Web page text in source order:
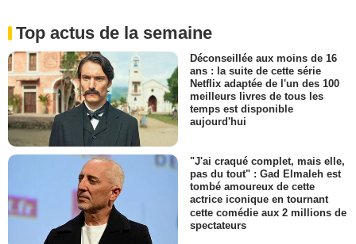
Top actus de la semaine
Déconseillée aux moins de 16
ans : la suite de cette série
Netflix adaptée de l'un des 100
meilleurs livres de tous les
temps est disponible
aujourd'hui
"J'ai craqué complet, mais elle,
pas du tout" : Gad Elmaleh est
tombé amoureux de cette
actrice iconique en tournant
cette comédie aux 2 millions de
spectateurs